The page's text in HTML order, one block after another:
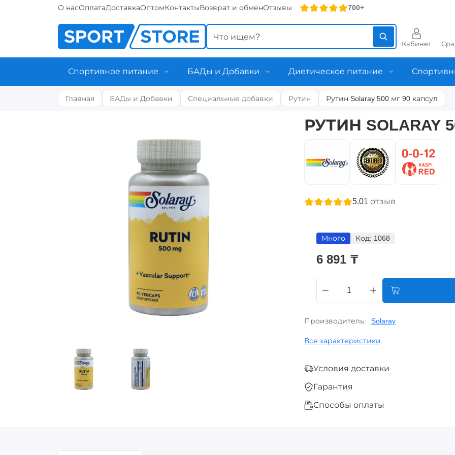
О насОплатаДоставкаОптомКонтактыВозврат и обменОтзывы 700+
Кабинет
Спортивное питание БАДы и Добавки Диетическое питание
Главная БАДы и Добавки Специальные добавки Рутин Рутин Solaray 500 мг 90 капсул
РУТИН SOLARAY
5.01 отзыв
Много Код: 1068
6 891 ₸
Производитель: Solaray
Все характеристики
Условия доставки
Гарантия
Способы оплаты